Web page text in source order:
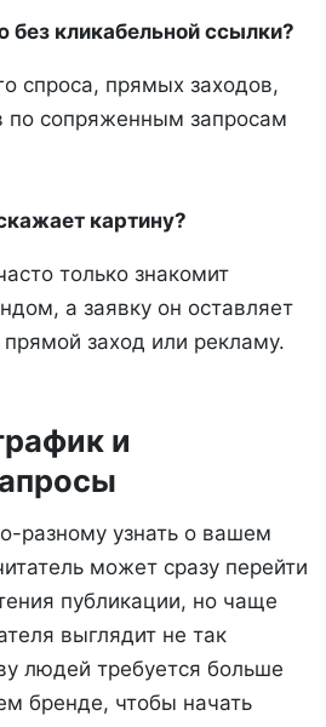
без кликабельной ссылки?
спроса, прямых заходов,
по сопряженным запросам
картину?
только знакомит
а заявку он оставляет
заход или рекламу.
и
разному узнать о вашем
может сразу перейти
публикации, но чаще
выглядит не так
людей требуется больше
бренде, чтобы начать